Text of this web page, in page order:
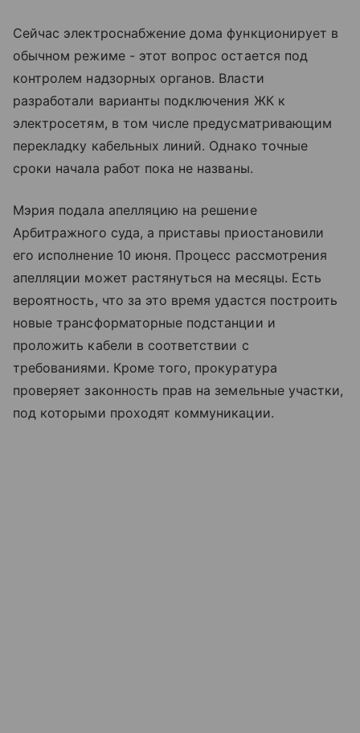
Сейчас электроснабжение дома функционирует в
обычном режиме - этот вопрос остается под
контролем надзорных органов. Власти
разработали варианты подключения ЖК к
электросетям, в том числе предусматривающим
перекладку кабельных линий. Однако точные
сроки начала работ пока не названы.
Мэрия подала апелляцию на решение
Арбитражного суда, а приставы приостановили
его исполнение 10 июня. Процесс рассмотрения
апелляции может растянуться на месяцы. Есть
вероятность, что за это время удастся построить
новые трансформаторные подстанции и
проложить кабели в соответствии с
требованиями. Кроме того, прокуратура
проверяет законность прав на земельные участки,
под которыми проходят коммуникации.